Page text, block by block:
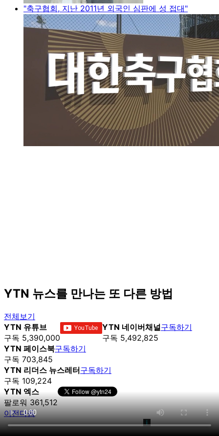
"축구협회, 지난 2011년 외국인 심판에 성 접대"
YTN 뉴스를 만나는 또 다른 방법
전체보기
YTN 유튜브
구독 5,390,000
YTN 네이버채널
구독 5,492,825
구독하기
YTN 페이스북
구독 703,845
구독하기
YTN 리더스 뉴스레터
구독 109,224
구독하기
YTN 엑스
팔로워 361,512
이전다음